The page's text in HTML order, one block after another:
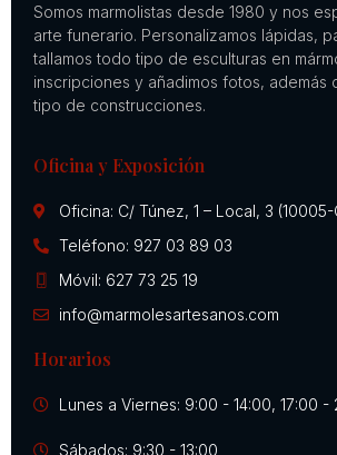
Somos marmolistas desde 1980 y nos
arte funerario. Personalizamos lápidas,
tallamos todo tipo de esculturas en
inscripciones y añadimos fotos, además
tipo de construcciones.
Oficina y Exposición
Oficina: C/ Túnez, 1 – Local, 3 (10005-
Teléfono: 927 03 89 03
Móvil: 627 73 25 19
info@marmolesartesanos.com
Horarios
Lunes a Viernes: 9:00 - 14:00, 17:00 -
Sábados: 9:30 - 13:00